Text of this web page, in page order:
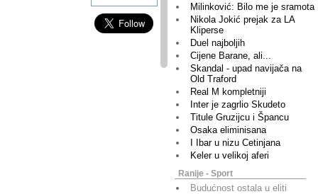
Milinković: Bilo me je sramota
Nikola Jokić prejak za LA
Kliperse
Duel najboljih
Cijene Barane, ali...
Skandal - upad navijača na
Old Traford
Real M kompletniji
Inter je zagrlio Skudeto
Titule Gruzijcu i Špancu
Osaka eliminisana
I Ibar u nizu Cetinjana
Keler u velikoj aferi
Ranije - Sport
Budućnost ostala u eliti